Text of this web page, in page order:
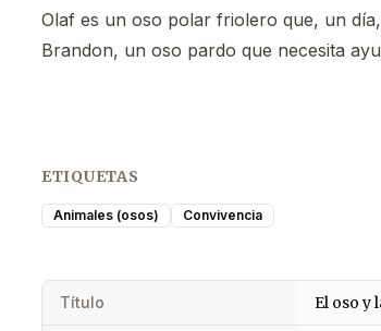
Olaf es un oso polar friolero que, un
Brandon, un oso pardo que necesita
ETIQUETAS
Animales (osos) Convivencia
Título El oso y